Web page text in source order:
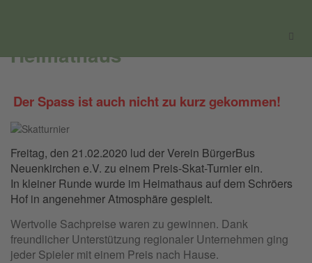
Heimathaus
Der Spass ist auch nicht zu kurz gekommen!
Freitag, den 21.02.2020 lud der Verein BürgerBus
Neuenkirchen e.V. zu einem Preis-Skat-Turnier ein.
In kleiner Runde wurde im Heimathaus auf dem Schröers
Hof in angenehmer Atmosphäre gespielt.
Wertvolle Sachpreise waren zu gewinnen. Dank
freundlicher Unterstützung regionaler Unternehmen ging
jeder Spieler mit einem Preis nach Hause.